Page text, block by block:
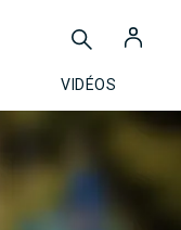
VIDÉOS